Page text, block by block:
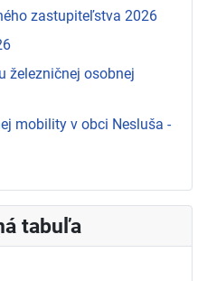
zastupiteľstva 2026
železničnej osobnej
mobility v obci Nesluša -
tabuľa